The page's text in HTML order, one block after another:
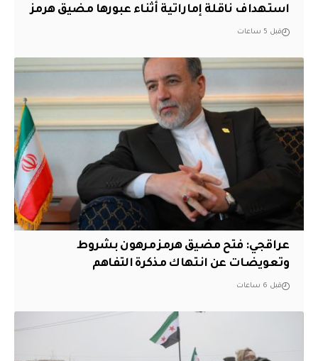
استهداف ناقلة إماراتية أثناء عبورها مضيق هرمز
قبل 5 ساعات
عراقجي: فتح مضيق هرمز مرهون بشروط
وتعويضات عن انتهاك مذكرة التفاهم
قبل 6 ساعات